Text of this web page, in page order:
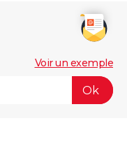
Voir un exemple